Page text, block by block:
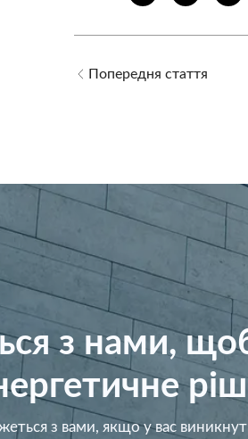
Попередня стаття
з нами,
з вами, якщо у вас